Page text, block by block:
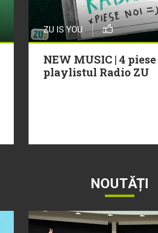
ZU IS YOU
NEW MUSIC | 4
playlistul Radio ZU
NOUTĂȚI